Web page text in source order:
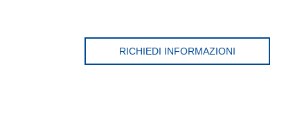
RICHIEDI INFORMAZIONI